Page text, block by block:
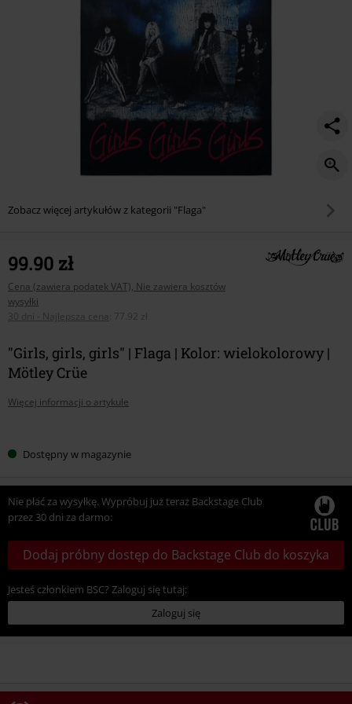
Zobacz więcej artykułów z kategorii "Flaga"
99.90 zł
Cena (zawiera podatek VAT), Nie zawiera kosztów
wysyłki
30 dni - Najlepsza cena
77.92 zł
"Girls, girls, girls" | Flaga | Kolor: wielokolorowy |
Mötley Crüe
Więcej informacji o artykule
swójDostępny w magazynie
Nie płać za wysyłkę. Wypróbuj już teraz Backstage Club
przez 30 dni za darmo:
Dodaj próbny dostęp do Backstage Club do koszyka
Jesteś członkiem BSC? Zaloguj się tutaj:
Zaloguj się